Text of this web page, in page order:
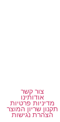
צור קשר
אודותינו
מדיניות פרטיות
תקנון שריון המוצר
הצהרת נגישות